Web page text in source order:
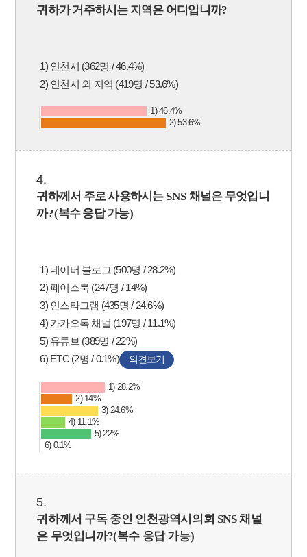
귀하가 거주하시는 지역은 어디입니까?
1) 인천시 (362명 / 46.4%)
2) 인천시 외 지역 (419명 / 53.6%)
1) 46.4%
2) 53.6%
4.
귀하께서 주로 사용하시는 SNS 채널은 무엇입니
까?(복수 응답 가능)
1) 네이버 블로그 (500명 / 28.2%)
2) 페이스북 (247명 / 14%)
3) 인스타그램 (435명 / 24.6%)
4) 카카오톡 채널 (197명 / 11.1%)
5) 유튜브 (389명 / 22%)
6) ETC (2명 / 0.1%)
의견보기
1) 28.2%
2) 14%
3) 24.6%
4) 11.1%
5) 22%
6) 0.1%
5.
귀하께서 구독 중인 인천광역시의회 SNS채널
은 무엇입니까?(복수 응답 가능)